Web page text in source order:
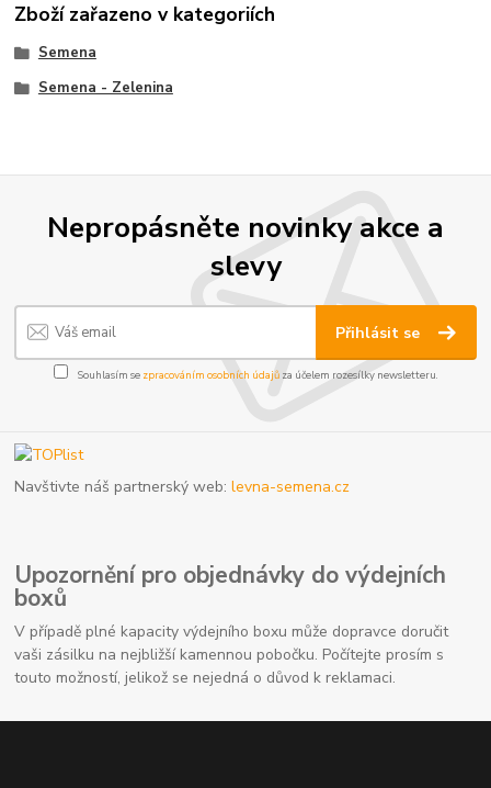
Zboží zařazeno v kategoriích
Semena
Semena - Zelenina
Nepropásněte novinky akce a
slevy
Přihlásit se
Souhlasím se zpracováním osobních údajůza účelem rozesílky newsletteru.
Navštivte náš partnerský web:levna-semena.cz
Upozornění pro objednávky do výdejních
boxů
V případě plné kapacity výdejního boxu může dopravce doručit
vaši zásilku na nejbližší kamennou pobočku. Počítejte prosím s
touto možností, jelikož se nejedná o důvod k reklamaci.